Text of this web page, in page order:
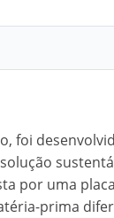
foi
por uma
prima